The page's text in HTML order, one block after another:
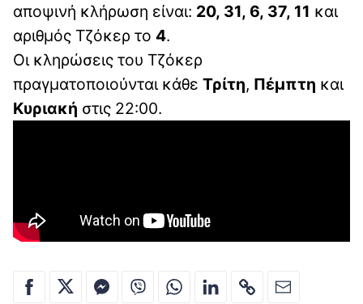
αποψινή κλήρωση είναι: 20, 31, 6, 37, 11 και
αριθμός Τζόκερ το 4.
Οι κληρώσεις του Τζόκερ
πραγματοποιούνται κάθε Τρίτη, Πέμπτη και
Κυριακή στις 22:00.